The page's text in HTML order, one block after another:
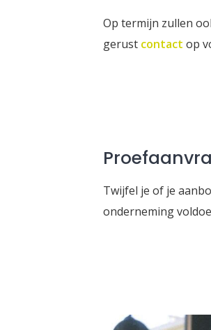
Op termijn zullen
gerust contact op
Twijfel je of je
onderneming